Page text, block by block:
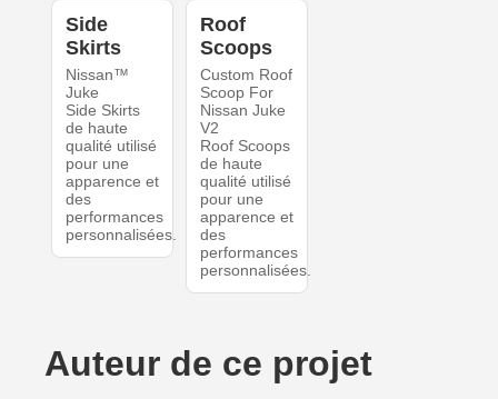
Side
Skirts
Nissan™
Juke
Side Skirts
de haute
qualité utilisé
pour une
apparence et
des
performances
personnalisées.
Roof
Scoops
Custom Roof
Scoop For
Nissan Juke
V2
Roof Scoops
de haute
qualité utilisé
pour une
apparence et
des
performances
personnalisées.
Auteur de ce projet